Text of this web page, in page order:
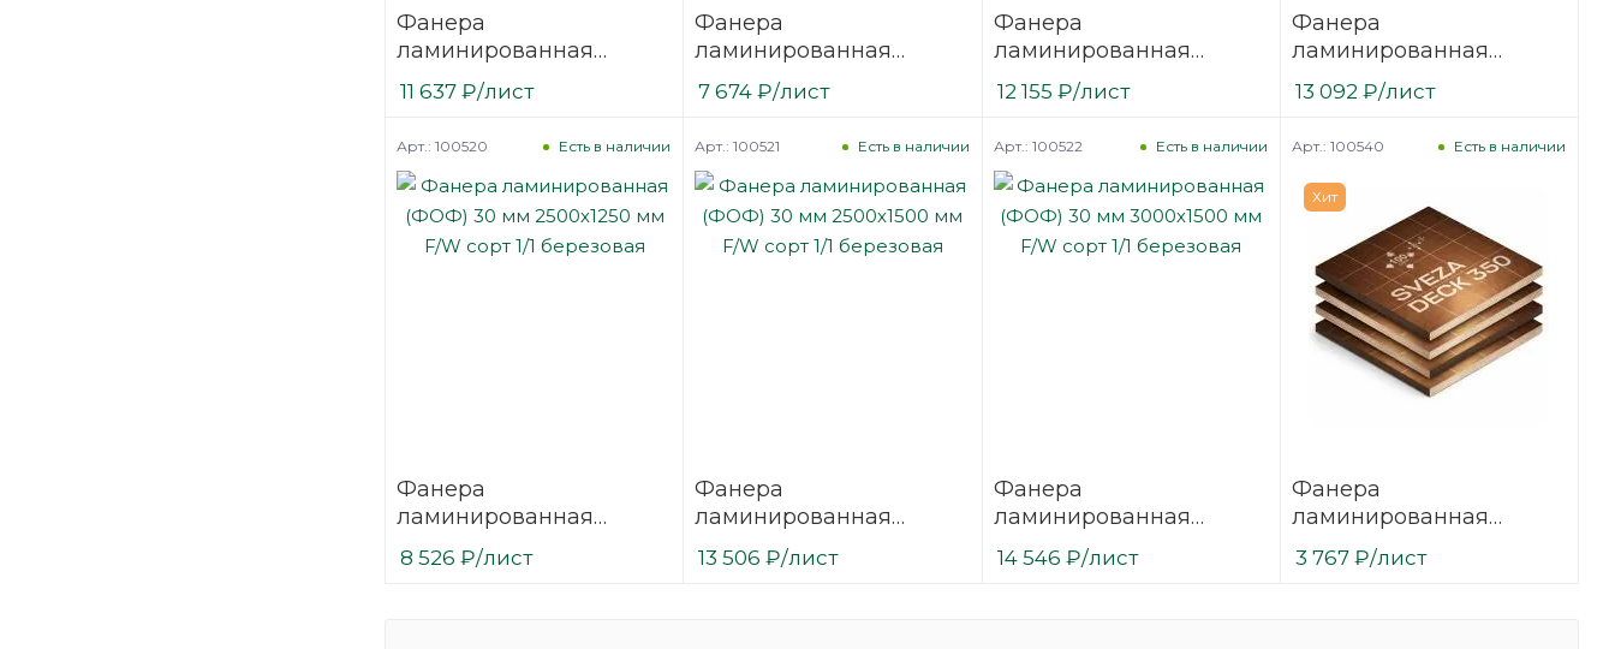
Фанера
ламинированная
(ФОФ) 24 мм 3000х1500
мм F/W сорт 1/1
11 637 ₽/лист
Фанера
ламинированная
(ФОФ) 27 мм 2500х1250
мм F/W сорт 1/1
7 674 ₽/лист
Фанера
ламинированная
(ФОФ) 27 мм 2500х1500
мм F/W сорт 1/1
12 155 ₽/лист
Фанера
ламинированная
(ФОФ) 27 мм 3000х1500
мм F/W сорт 1/1
13 092 ₽/лист
Фанера
ламинированная
(ФОФ) 30 мм 2500х1250
мм F/W сорт 1/1
Есть в наличии
Арт.: 100520
8 526 ₽/лист
Фанера
ламинированная
(ФОФ) 30 мм 2500х1500
мм F/W сорт 1/1
Есть в наличии
Арт.: 100521
13 506 ₽/лист
Фанера
ламинированная
(ФОФ) 30 мм 3000х1500
мм F/W сорт 1/1
Есть в наличии
Арт.: 100522
14 546 ₽/лист
Хит
Фанера
ламинированная
(ФОФ) 18 мм 2440х1220
мм F/F сорт 1/1
Есть в наличии
Арт.: 100540
3 767₽/лист